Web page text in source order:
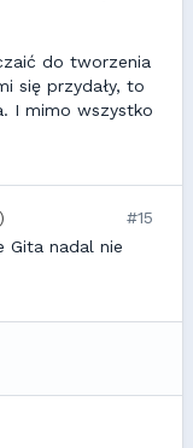
do tworzenia
się przydały, to
I mimo wszystko
#15
Gita nadal nie